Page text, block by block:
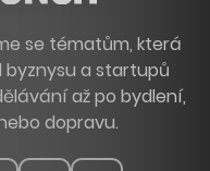
se tématům, která
byznysu a startupů
až po bydlení,
dopravu.